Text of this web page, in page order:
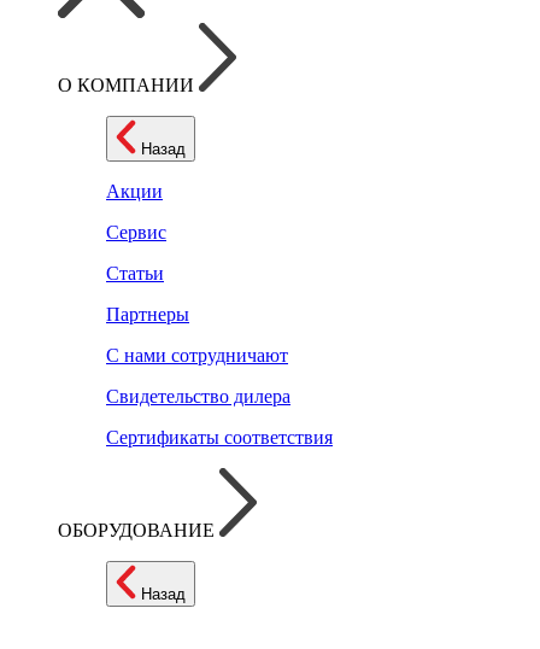
О КОМПАНИИ
Назад
Акции
Сервис
Статьи
Партнеры
С нами сотрудничают
Свидетельство дилера
Сертификаты соответствия
ОБОРУДОВАНИЕ
Назад